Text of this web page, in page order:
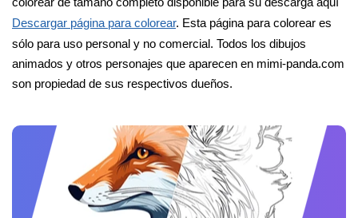
Descargar página para colorear. Esta página para colorear es
sólo para uso personal y no comercial. Todos los dibujos
animados y otros personajes que aparecen en mimi-panda.com
son propiedad de sus respectivos dueños.